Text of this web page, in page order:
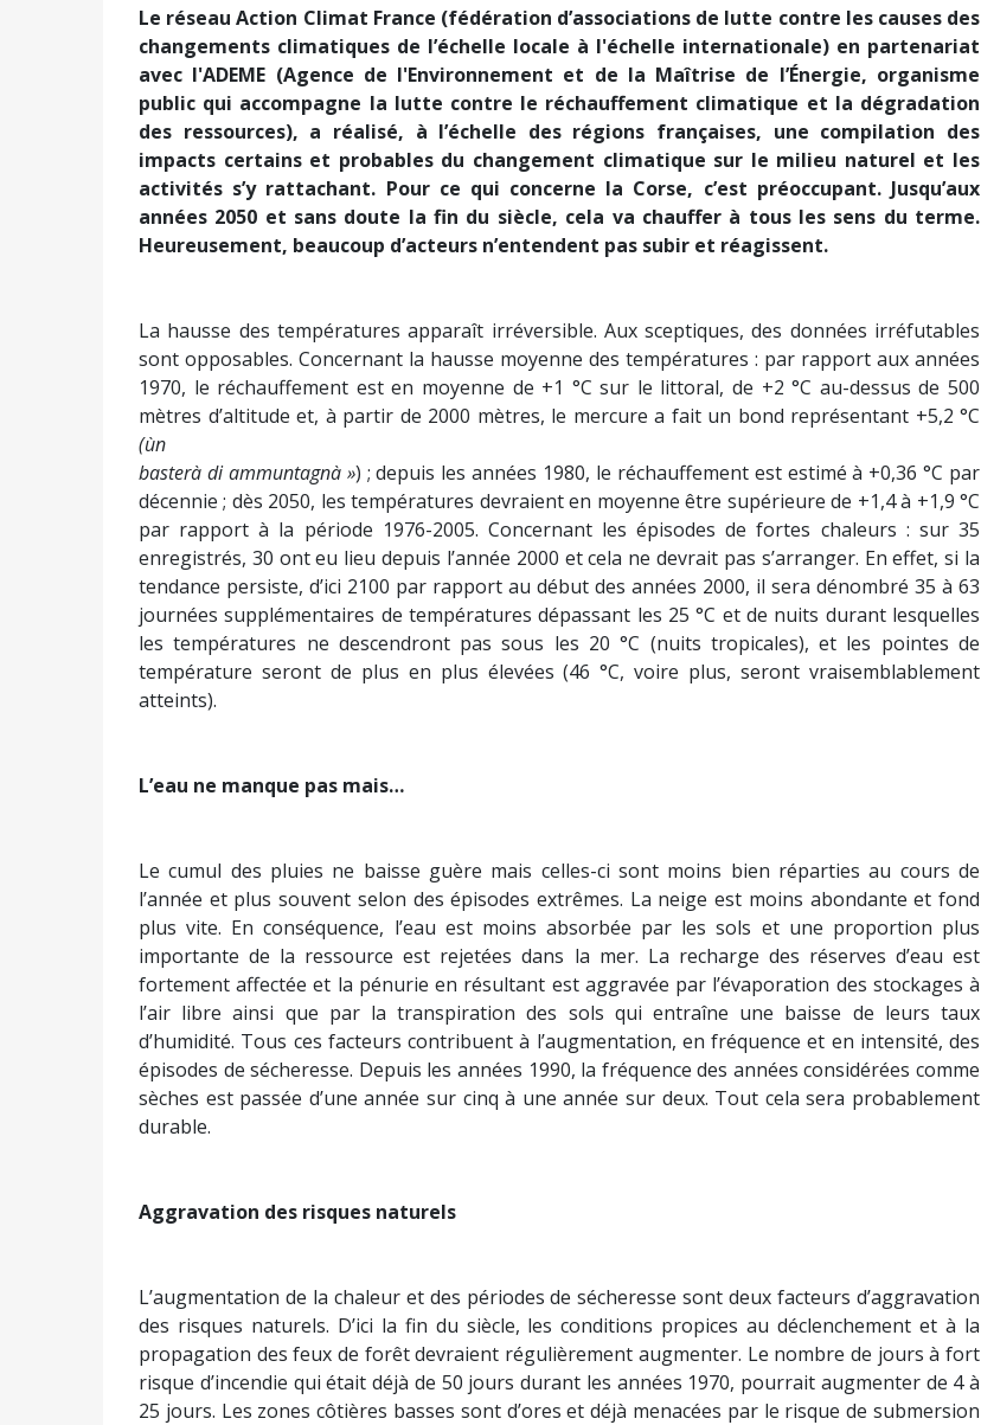
Le réseau Action Climat France (fédération d’associations de lutte contre les causes des
changements climatiques de l’échelle locale à l'échelle internationale) en partenariat
avec l'ADEME (Agence de l'Environnement et de la Maîtrise de l’Énergie, organisme
public qui accompagne la lutte contre le réchauffement climatique et la dégradation
des ressources), a réalisé, à l’échelle des régions françaises, une compilation des
impacts certains et probables du changement climatique sur le milieu naturel et les
activités s’y rattachant. Pour ce qui concerne la Corse, c’est préoccupant. Jusqu’aux
années 2050 et sans doute la fin du siècle, cela va chauffer à tous les sens du terme.
Heureusement, beaucoup d’acteurs n’entendent pas subir et réagissent.
La hausse des températures apparaît irréversible. Aux sceptiques, des données irréfutables
sont opposables. Concernant la hausse moyenne des températures : par rapport aux années
1970, le réchauffement est en moyenne de +1 °C sur le littoral, de +2 °C au-dessus de 500
mètres d’altitude et, à partir de 2000 mètres, le mercure a fait un bond représentant +5,2 °C
(ùn
basterà di ammuntagnà ») ; depuis les années 1980, le réchauffement est estimé à +0,36 °C par
décennie ; dès 2050, les températures devraient en moyenne être supérieure de +1,4 à +1,9 °C
par rapport à la période 1976-2005. Concernant les épisodes de fortes chaleurs : sur 35
enregistrés, 30 ont eu lieu depuis l’année 2000 et cela ne devrait pas s’arranger. En effet, si la
tendance persiste, d’ici 2100 par rapport au début des années 2000, il sera dénombré 35 à 63
journées supplémentaires de températures dépassant les 25 °C et de nuits durant lesquelles
les températures ne descendront pas sous les 20 °C (nuits tropicales), et les pointes de
température seront de plus en plus élevées (46 °C, voire plus, seront vraisemblablement
atteints).
L’eau ne manque pas mais…
Le cumul des pluies ne baisse guère mais celles-ci sont moins bien réparties au cours de
l’année et plus souvent selon des épisodes extrêmes. La neige est moins abondante et fond
plus vite. En conséquence, l’eau est moins absorbée par les sols et une proportion plus
importante de la ressource est rejetées dans la mer. La recharge des réserves d’eau est
fortement affectée et la pénurie en résultant est aggravée par l’évaporation des stockages à
l’air libre ainsi que par la transpiration des sols qui entraîne une baisse de leurs taux
d’humidité. Tous ces facteurs contribuent à l’augmentation, en fréquence et en intensité, des
épisodes de sécheresse. Depuis les années 1990, la fréquence des années considérées comme
sèches est passée d’une année sur cinq à une année sur deux. Tout cela sera probablement
durable.
Aggravation des risques naturels
L’augmentation de la chaleur et des périodes de sécheresse sont deux facteurs d’aggravation
des risques naturels. D’ici la fin du siècle, les conditions propices au déclenchement et à la
propagation des feux de forêt devraient régulièrement augmenter. Le nombre de jours à fort
risque d’incendie qui était déjà de 50 jours durant les années 1970, pourrait augmenter de 4 à
25 jours. Les zones côtières basses sont d’ores et déjà menacées par le risque de submersion